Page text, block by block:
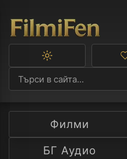
Превключване
тъмна
тема
Филми
БГ Аудио